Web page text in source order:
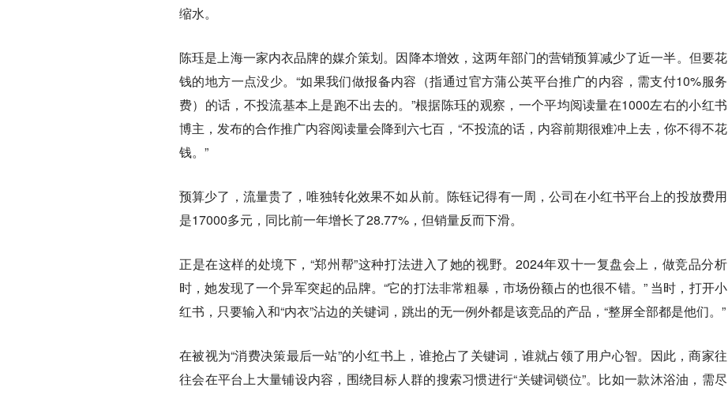
缩水。
陈珏是上海一家内衣品牌的媒介策划。因降本增效，这两年部门的营销预算减少了近一半。但要花
钱的地方一点没少。“如果我们做报备内容（指通过官方蒲公英平台推广的内容，需支付10%服务
费）的话，不投流基本上是跑不出去的。”根据陈珏的观察，一个平均阅读量在1000左右的小红书
博主，发布的合作推广内容阅读量会降到六七百，“不投流的话，内容前期很难冲上去，你不得不花
钱。”
预算少了，流量贵了，唯独转化效果不如从前。陈钰记得有一周，公司在小红书平台上的投放费用
是17000多元，同比前一年增长了28.77%，但销量反而下滑。
正是在这样的处境下，“郑州帮”这种打法进入了她的视野。2024年双十一复盘会上，做竞品分析
时，她发现了一个异军突起的品牌。“它的打法非常粗暴，市场份额占的也很不错。” 当时，打开小
红书，只要输入和“内衣”沾边的关键词，跳出的无一例外都是该竞品的产品，“整屏全部都是他们。”
在被视为“消费决策最后一站”的小红书上，谁抢占了关键词，谁就占领了用户心智。因此，商家往
往会在平台上大量铺设内容，围绕目标人群的搜索习惯进行“关键词锁位”。比如一款沐浴油，需尽